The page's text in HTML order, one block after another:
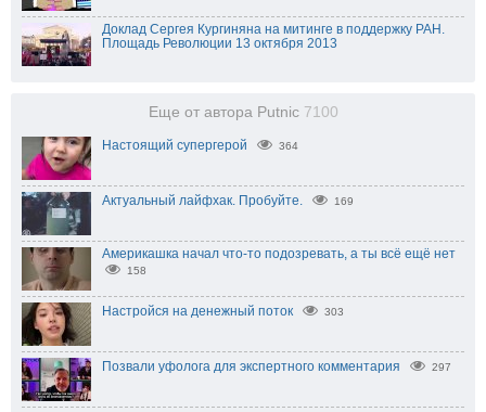
Доклад Сергея Кургиняна на митинге в поддержку РАН.
Площадь Революции 13 октября 2013
Еще от автора Putnic 7100
Настоящий супергерой 364
Актуальный лайфхак. Пробуйте. 169
Америкашка начал что-то подозревать, а ты всё ещё нет
158
Настройся на денежный поток 303
Позвали уфолога для экспертного комментария 297